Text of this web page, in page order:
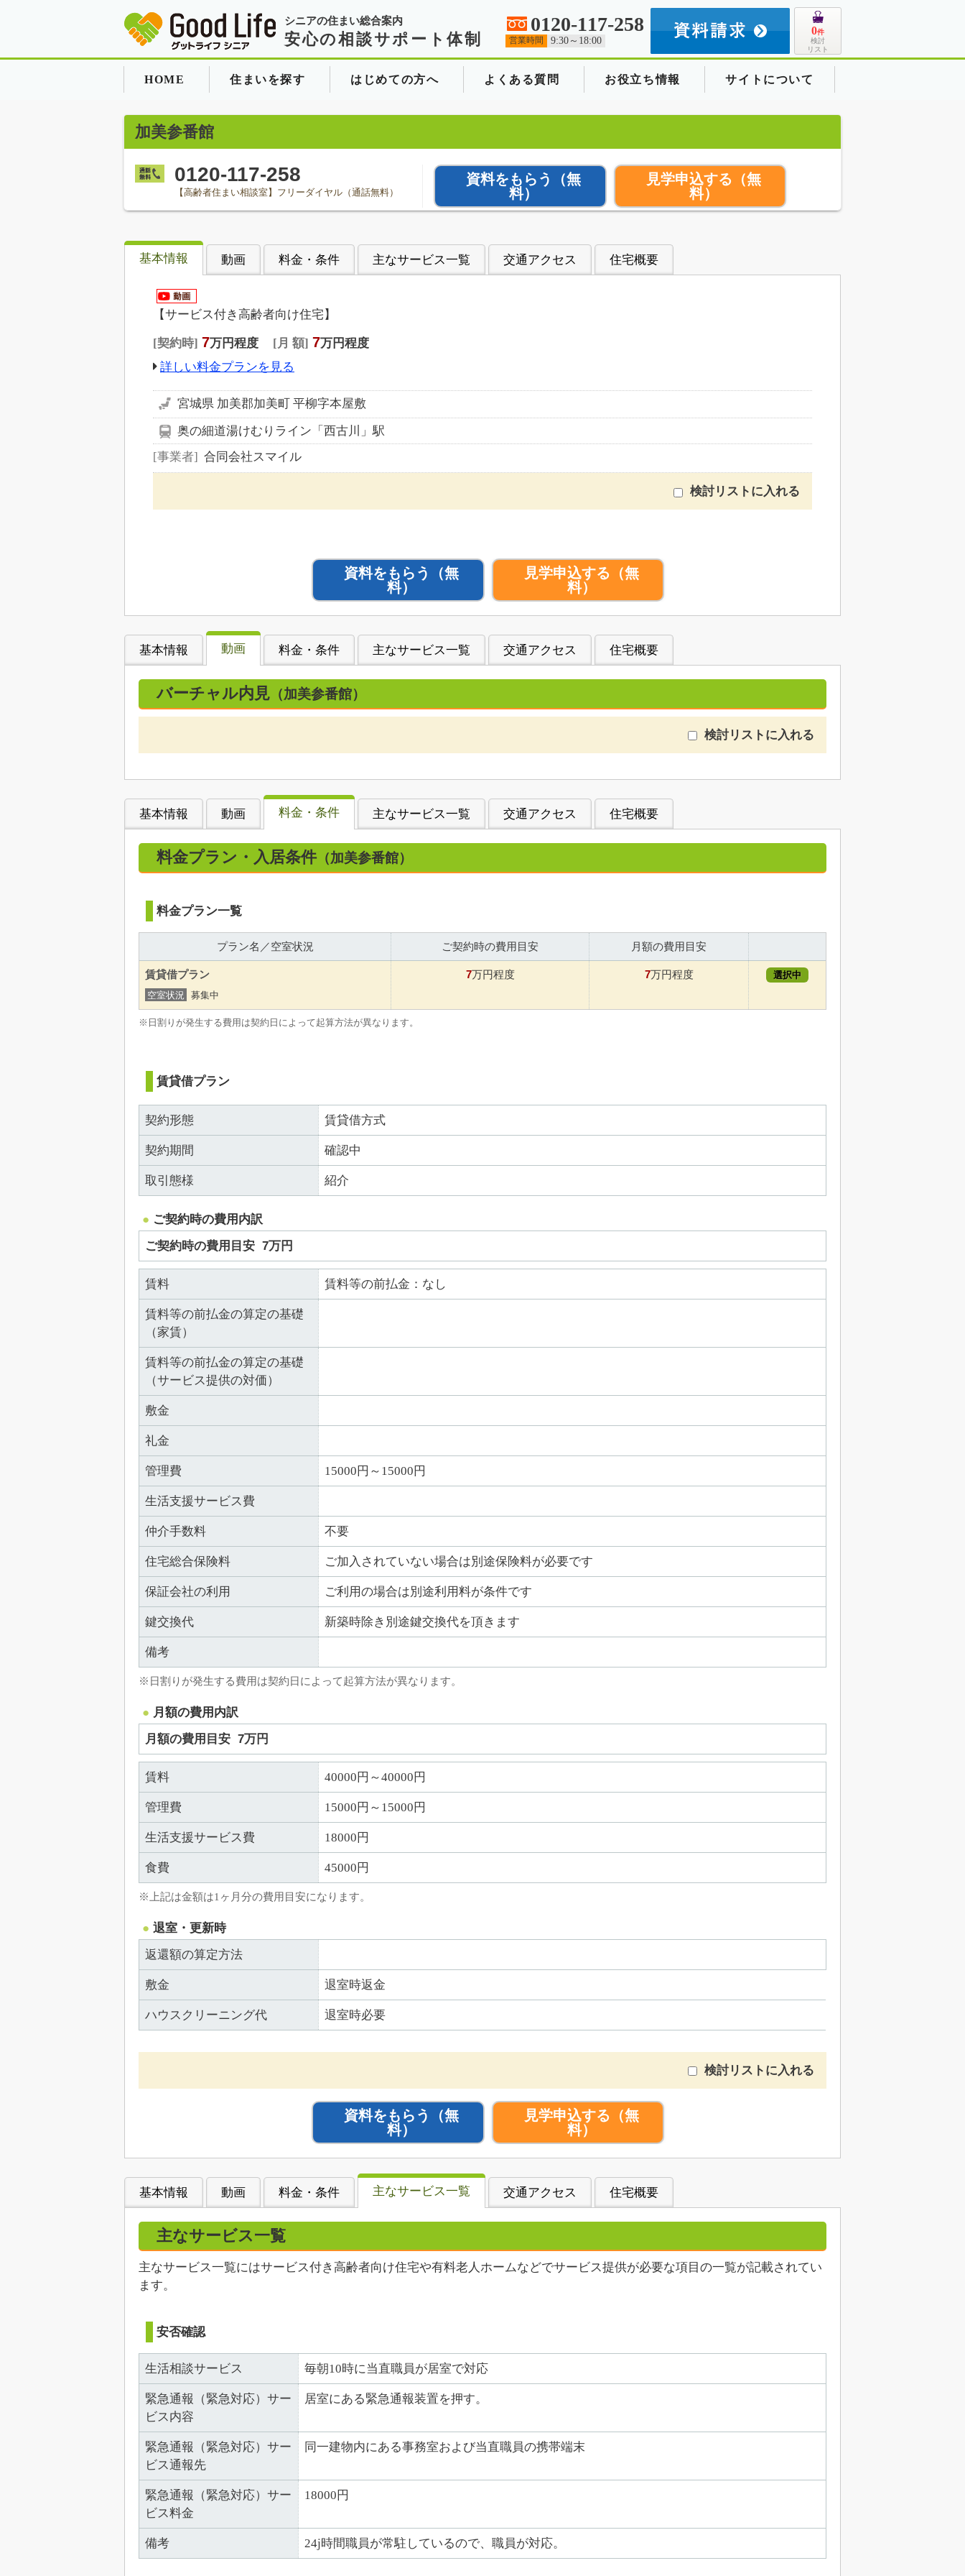
シニアの住まい総合案内
安心の相談サポート体制
0120-117-258
営業時間 9:30～18:00
0件
検討
リスト
HOME 住まいを探す はじめての方へ よくある質問 お役立ち情報 サイトについて
加美参番館
0120-117-258
【高齢者住まい相談室】フリーダイヤル（通話無料）
資料をもらう
（無
料）
見学申込する （無
料）
基本情報 動画 料金・条件 主なサービス一覧 交通アクセス 住宅概要
【サービス付き高齢者向け住宅】
契約時 7万円程度 月 額 7万円程度
詳しい料金プランを見る
宮城県 加美郡加美町 平柳字本屋敷
奥の細道湯けむりライン「西古川」駅
事業者
合同会社スマイル
検討リストに入れる
資料をもらう
（無
料）
見学申込する （無
料）
基本情報 動画 料金・条件 主なサービス一覧 交通アクセス 住宅概要
バーチャル内見 （加美参番館）
検討リストに入れる
基本情報 動画 料金・条件 主なサービス一覧 交通アクセス 住宅概要
料金プラン・入居条件 （加美参番館）
料金プラン一覧
プラン名／空室状況 ご契約時の費用目安 月額の費用目安
賃貸借プラン
空室状況 募集中
7万円程度 7万円程度 選択中
※日割りが発生する費用は契約日によって起算方法が異なります。
賃貸借プラン
契約形態 賃貸借方式
契約期間 確認中
取引態様 紹介
ご契約時の費用内訳
ご契約時の費用目安 7万円
賃料 賃料等の前払金：なし
賃料等の前払金の算定の基礎
（家賃）
賃料等の前払金の算定の基礎
（サービス提供の対価）
敷金
礼金
管理費 15000円～15000円
生活支援サービス費
仲介手数料 不要
住宅総合保険料 ご加入されていない場合は別途保険料が必要です
保証会社の利用 ご利用の場合は別途利用料が条件です
鍵交換代 新築時除き別途鍵交換代を頂きます
備考
※日割りが発生する費用は契約日によって起算方法が異なります。
月額の費用内訳
月額の費用目安 7万円
賃料 40000円～40000円
管理費 15000円～15000円
生活支援サービス費 18000円
食費 45000円
※上記は金額は1ヶ月分の費用目安になります。
退室・更新時
返還額の算定方法
敷金 退室時返金
ハウスクリーニング代 退室時必要
検討リストに入れる
資料をもらう
（無
料）
見学申込する （無
料）
基本情報 動画 料金・条件 主なサービス一覧 交通アクセス 住宅概要
主なサービス一覧
主なサービス一覧にはサービス付き高齢者向け住宅や有料老人ホームなどでサービス提供が必要な項目の一覧が記載されてい
ます。
安否確認
生活相談サービス 毎朝10時に当直職員が居室で対応
緊急通報（緊急対応）サー
ビス内容
居室にある緊急通報装置を押す。
緊急通報（緊急対応）サー
ビス通報先
同一建物内にある事務室および当直職員の携帯端末
緊急通報（緊急対応）サー
ビス料金
18000円
備考 24j時間職員が常駐しているので、職員が対応。